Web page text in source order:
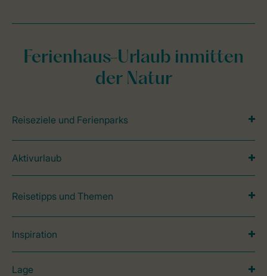
Ferienhaus-Urlaub inmitten
der Natur
Reiseziele und Ferienparks
Aktivurlaub
Reisetipps und Themen
Inspiration
Lage